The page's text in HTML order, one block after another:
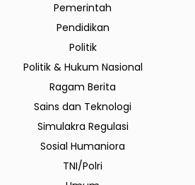
Pemerintah
Pendidikan
Politik
Politik & Hukum Nasional
Ragam Berita
Sains dan Teknologi
Simulakra Regulasi
Sosial Humaniora
TNI/Polri